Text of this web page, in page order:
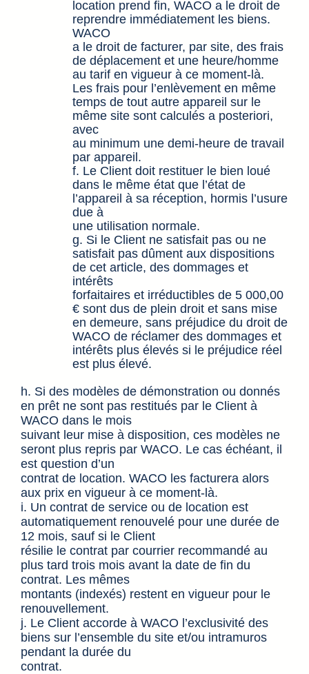
location prend fin, WACO a le droit de
reprendre immédiatement les biens.
WACO
a le droit de facturer, par site, des frais
de déplacement et une heure/homme
au tarif en vigueur à ce moment-là.
Les frais pour l’enlèvement en même
temps de tout autre appareil sur le
même site sont calculés a posteriori,
avec
au minimum une demi-heure de travail
par appareil.
f. Le Client doit restituer le bien loué
dans le même état que l’état de
l’appareil à sa réception, hormis l’usure
due à
une utilisation normale.
g. Si le Client ne satisfait pas ou ne
satisfait pas dûment aux dispositions
de cet article, des dommages et
intérêts
forfaitaires et irréductibles de 5 000,00
€ sont dus de plein droit et sans mise
en demeure, sans préjudice du droit de
WACO de réclamer des dommages et
intérêts plus élevés si le préjudice réel
est plus élevé.
h. Si des modèles de démonstration ou donnés
en prêt ne sont pas restitués par le Client à
WACO dans le mois
suivant leur mise à disposition, ces modèles ne
seront plus repris par WACO. Le cas échéant, il
est question d’un
contrat de location. WACO les facturera alors
aux prix en vigueur à ce moment-là.
i. Un contrat de service ou de location est
automatiquement renouvelé pour une durée de
12 mois, sauf si le Client
résilie le contrat par courrier recommandé au
plus tard trois mois avant la date de fin du
contrat. Les mêmes
montants (indexés) restent en vigueur pour le
renouvellement.
j. Le Client accorde à WACO l’exclusivité des
biens sur l’ensemble du site et/ou intramuros
pendant la durée du
contrat.